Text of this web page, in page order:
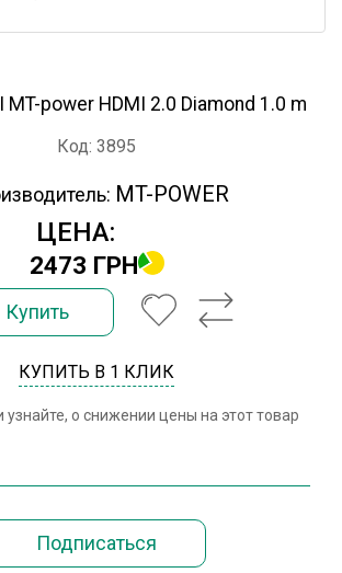
MT-power HDMI 2.0 Diamond 1.0 m
Код: 3895
MT-POWER
ЦЕНА:
2473 ГРН
Купить
КУПИТЬ В 1 КЛИК
узнайте, о снижении цены на этот товар